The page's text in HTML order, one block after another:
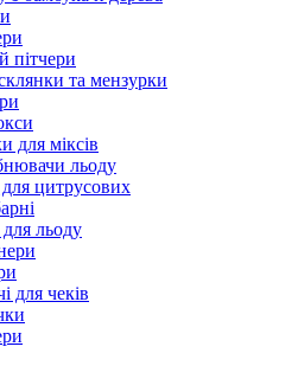
пітчери
та мензурки
для міксів
льоду
цитрусових
льоду
для чеків